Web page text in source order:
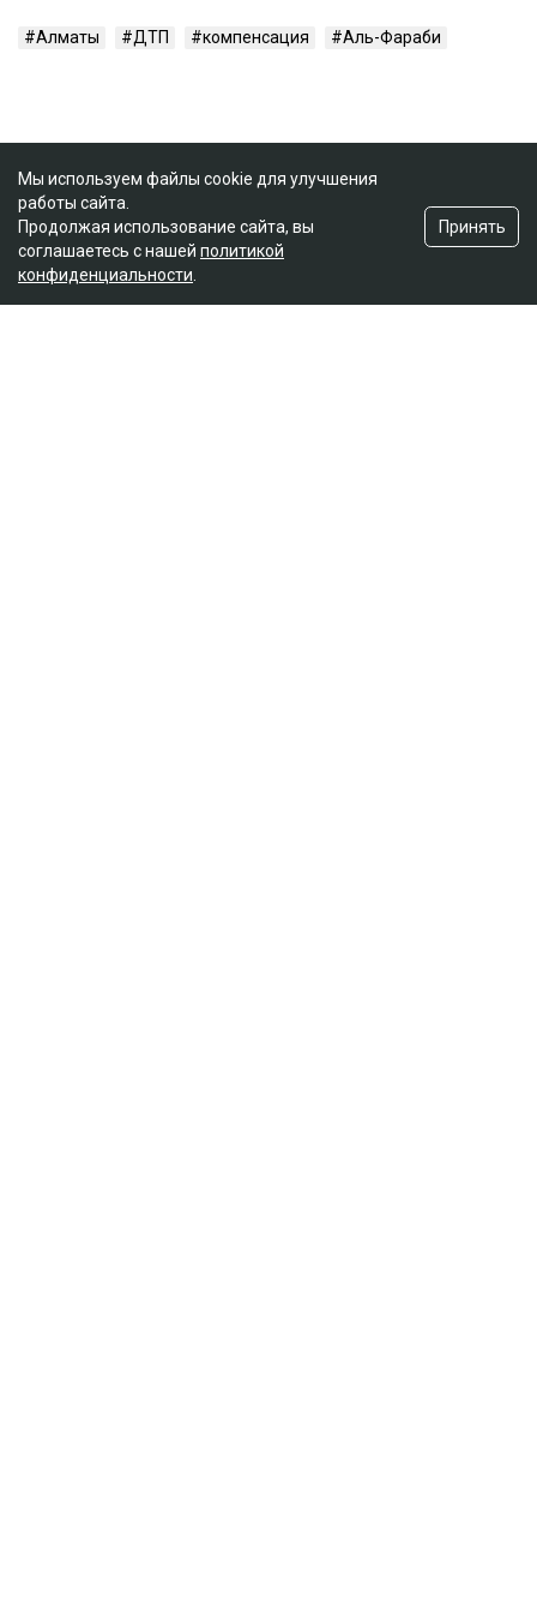
Алматы ДТП компенсация Аль-Фараби
Мы используем файлы cookie для улучшения
работы сайта.
Продолжая использование сайта, вы
соглашаетесь с нашей политикой
конфиденциальности
Принять